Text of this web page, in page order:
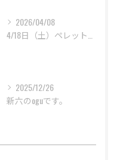
2026/04/08
2025/12/26
新六のoguです。